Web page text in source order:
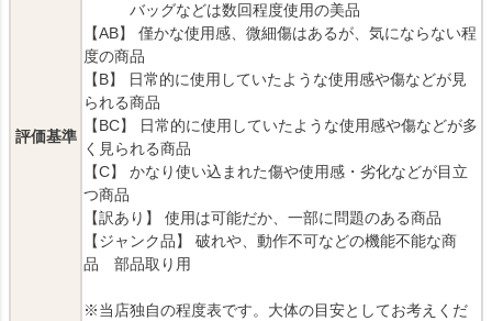
評価基準
バッグなどは数回程度使用の美品
【AB】 僅かな使用感、微細傷はあるが、気にならない程
度の商品
【B】 日常的に使用していたような使用感や傷などが見
られる商品
【BC】 日常的に使用していたような使用感や傷などが多
く見られる商品
【C】 かなり使い込まれた傷や使用感・劣化などが目立
つ商品
【訳あり】 使用は可能だか、一部に問題のある商品
【ジャンク品】 破れや、動作不可などの機能不能な商
品 部品取り用
※当店独自の程度表です。大体の目安としてお考えくだ